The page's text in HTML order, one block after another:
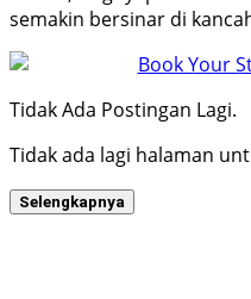
semakin bersinar di
Tidak Ada Postingan Lagi.
Tidak ada lagi halaman
Selengkapnya